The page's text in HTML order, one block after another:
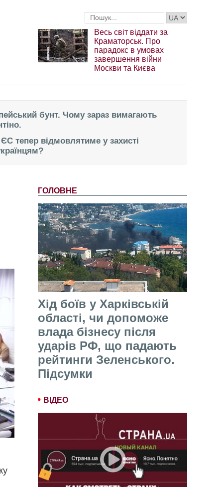
Весь світ віддати за
Краматорськ. Про
парадокс в умовах
завершення війни
Москви та Києва
бунт. Чому зараз вимагають
тепер відмовлятиме у захисті
ГОЛОВНЕ
Хід боїв у Харківській
області, чи допоможе
влада бізнесу після
ударів РФ, що падають
рейтинги Зеленського.
Підсумки
ВІДЕО